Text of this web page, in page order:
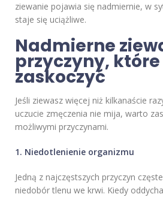
ziewanie pojawia się nadmiernie, w
staje się uciążliwe.
Nadmierne
przyczyny,
zaskoczyć
Jeśli ziewasz więcej niż kilkanaście
uczucie zmęczenia nie mija, warto
możliwymi przyczynami.
1. Niedotlenienie organizmu
Jedną z najczęstszych przyczyn
niedobór tlenu we krwi. Kiedy